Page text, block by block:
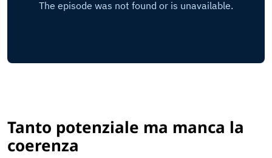
Tanto potenziale ma manca la
coerenza